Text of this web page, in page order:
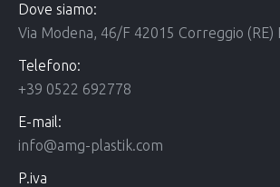
Dove siamo:
Via Modena, 46/F 42015 Correggio (RE)
Telefono:
+39 0522 692778
E-mail:
info@amg-plastik.com
P.iva